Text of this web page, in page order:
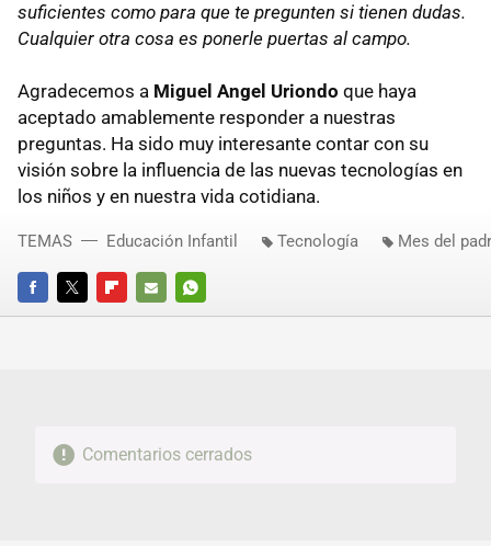
suficientes como para que te pregunten si tienen dudas.
Cualquier otra cosa es ponerle puertas al campo.
Agradecemos a Miguel Angel Uriondo que haya
aceptado amablemente responder a nuestras
preguntas. Ha sido muy interesante contar con su
visión sobre la influencia de las nuevas tecnologías en
los niños y en nuestra vida cotidiana.
FACEBOOKTWITTERFLIPBOARD
E-
WHATSAPP
TEMAS Educación Infantil Tecnología Mes del
Comentarios cerrados